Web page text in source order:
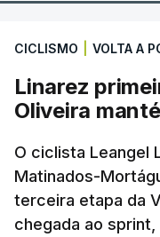
CICLISMO VOLTA A
Linarez
Oliveira
O ciclista Leangel
Matinados-
terceira etapa da
chegada ao sprint,